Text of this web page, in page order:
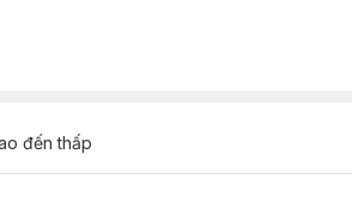
đến thấp